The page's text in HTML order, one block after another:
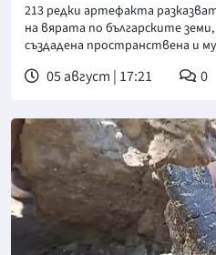
213 редки артефакта
на вярата по българските
създадена пространствена и
05 август | 17:21 0